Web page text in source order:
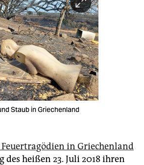
Staub in Griechenland
in Griechenland
heißen 23. Juli 2018 ihren